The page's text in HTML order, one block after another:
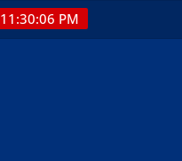
11:30:07 PM